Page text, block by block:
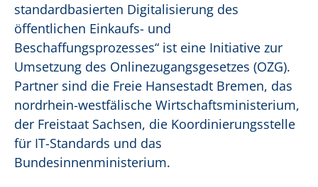
standardbasierten Digitalisierung des
öffentlichen Einkaufs- und
Beschaffungsprozesses“ ist eine Initiative zur
Umsetzung des Onlinezugangsgesetzes (OZG).
Partner sind die Freie Hansestadt Bremen, das
nordrhein-westfälische Wirtschaftsministerium,
der Freistaat Sachsen, die Koordinierungsstelle
für IT-Standards und das
Bundesinnenministerium.